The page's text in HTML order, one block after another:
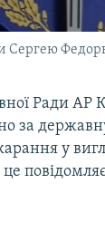
КРИМУ
Сергею
Ради АР
за
у
це